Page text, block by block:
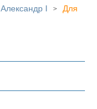
Александр I >
Для